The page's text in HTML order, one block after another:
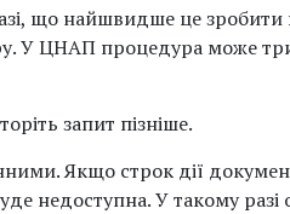
що найшвидше це зробити
У ЦНАП процедура може
запит пізніше.
Якщо строк дії
недоступна. У такому